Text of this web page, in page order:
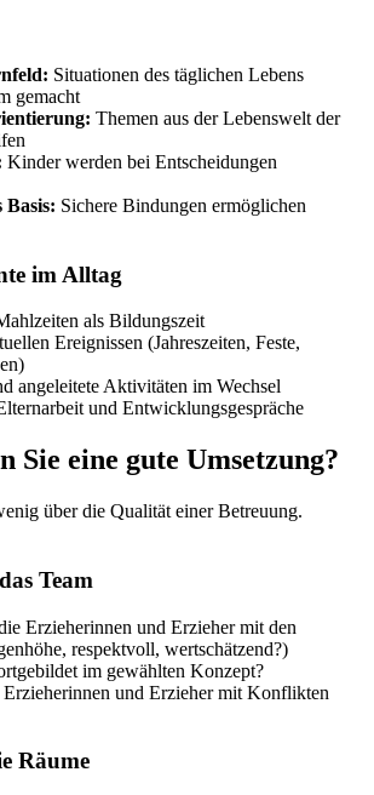
Situationen des täglichen Lebens
gemacht
Themen aus der Lebenswelt der
Kinder werden bei Entscheidungen
Basis: Sichere Bindungen ermöglichen
im Alltag
als Bildungszeit
Ereignissen (Jahreszeiten, Feste,
angeleitete Aktivitäten im Wechsel
und Entwicklungsgespräche
Sie eine gute Umsetzung?
über die Qualität einer Betreuung.
Team
Erzieherinnen und Erzieher mit den
respektvoll, wertschätzend?)
im gewählten Konzept?
Erzieherinnen und Erzieher mit Konflikten
Räume